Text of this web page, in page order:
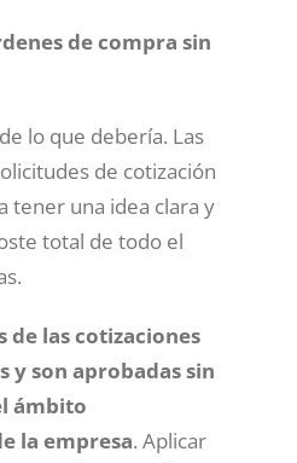
de compra sin
lo que debería. Las
de cotización
tener una idea clara y
total de todo el
de las cotizaciones
y son aprobadas sin
ámbito
la empresa. Aplicar